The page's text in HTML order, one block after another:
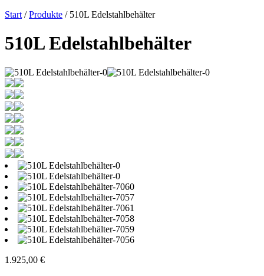
Start /Produkte / 510L Edelstahlbehälter
510L Edelstahlbehälter
1.925,00 €